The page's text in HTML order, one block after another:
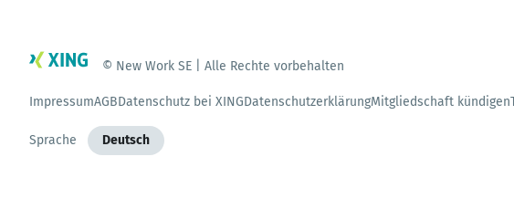
© New Work SE | Alle Rechte vorbehalten
ImpressumAGBDatenschutz bei XINGDatenschutzerklärungMitgliedschaft kündigen
Sprache Deutsch